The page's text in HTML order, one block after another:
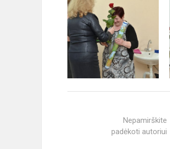
Nepamirškite
padėkoti autoriui